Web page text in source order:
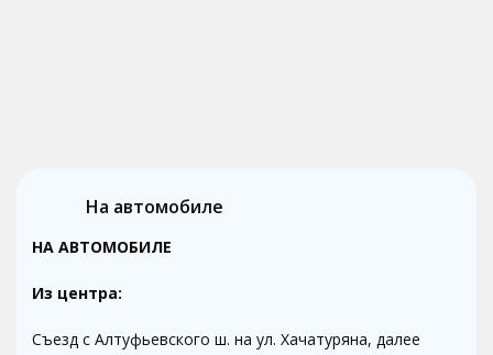
На автомобиле
НА АВТОМОБИЛЕ
Из центра:
Съезд с Алтуфьевского ш. на ул. Хачатуряна, далее